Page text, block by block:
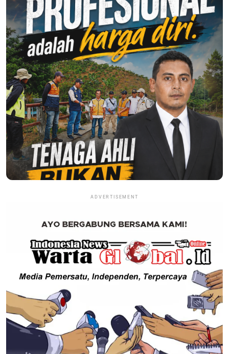
ADVERTISEMENT